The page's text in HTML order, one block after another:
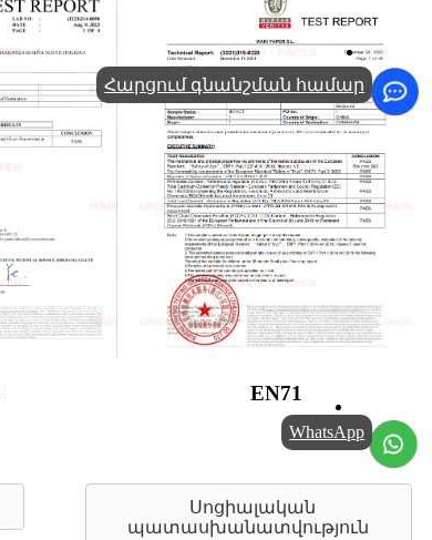
EN71
Սոցիալական
պատասխանատվություն
Հարցում գնանշման համար
WhatsApp